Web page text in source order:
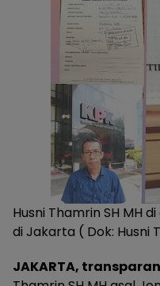
Husni Thamrin SH MH
di Jakarta ( Dok: Husni
JAKARTA,